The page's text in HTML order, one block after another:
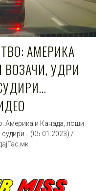
АМЕРИКА
УДРИ
Америка и Канада, лоши
судири… (05.01.2023) /